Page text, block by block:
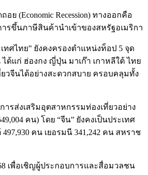
(Economic Recession) ทางออกคือ
รขึ้นภาษีสินค้านำเข้าของสหรัฐอเมริกา
ศไทย” ยังคงครองตำแหน่งท็อป 5 จุด
ด้แก่ ฮ่องกง ญี่ปุ่น มาเก๊า เกาหลีใต้ ไทย
วจีนได้อย่างสะดวกสบาย ครอบคลุมทั้ง
รส่งเสริมอุตสาหกรรมท่องเที่ยวอย่าง
คน) โดย “จีน” ยังคงเป็นประเทศ
คน เยอรมนี 341,242 คน สหราช
เพื่อเชิญผู้ประกอบการและสื่อมวลชน